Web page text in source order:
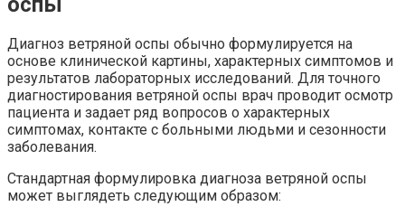
Диагноз ветряной оспы обычно формулируется на
основе клинической картины, характерных симптомов и
результатов лабораторных исследований. Для точного
диагностирования ветряной оспы врач проводит осмотр
пациента и задает ряд вопросов о характерных
симптомах, контакте с больными людьми и сезонности
заболевания.
Стандартная формулировка диагноза ветряной оспы
может выглядеть следующим образом: